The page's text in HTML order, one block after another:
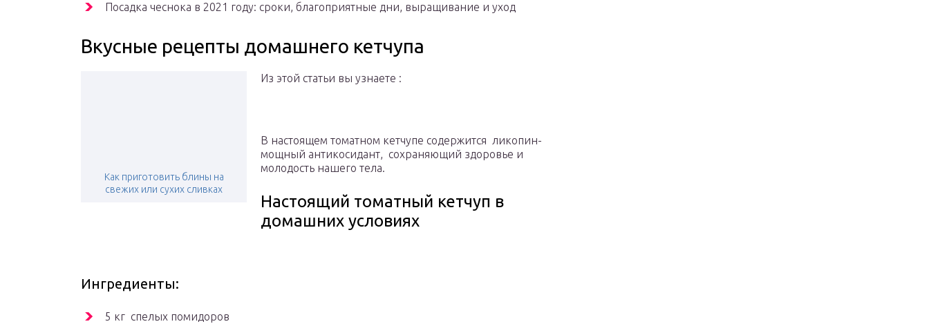
Посадка чеснока в 2021 году: сроки, благоприятные дни, выращивание и уход
Вкусные рецепты домашнего кетчупа
Как приготовить блины на
свежих или сухих сливках
Из этой статьи вы узнаете :
В настоящем томатном кетчупе содержится ликопин-
мощный антикосидант, сохраняющий здоровье и
молодость нашего тела.
Настоящий томатный кетчуп в
домашних условиях
Ингредиенты:
5 кг спелых помидоров